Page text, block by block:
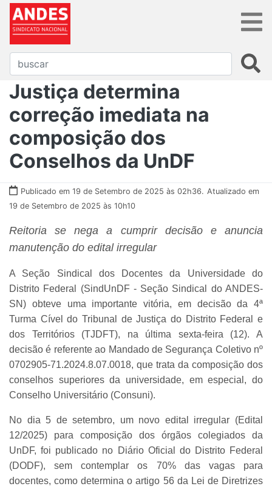
Justiça determina
correção imediata na
composição dos
Conselhos da UnDF
Publicado em 19 de Setembro de 2025 às 02h36. Atualizado em
19 de Setembro de 2025 às 10h10
Reitoria se nega a cumprir decisão e anuncia
manutenção do edital irregular
A Seção Sindical dos Docentes da Universidade do
Distrito Federal (SindUnDF - Seção Sindical do ANDES-
SN) obteve uma importante vitória, em decisão da 4ª
Turma Cível do Tribunal de Justiça do Distrito Federal e
dos Territórios (TJDFT), na última sexta-feira (12). A
decisão é referente ao Mandado de Segurança Coletivo nº
0702905-71.2024.8.07.0018, que trata da composição dos
conselhos superiores da universidade, em especial, do
Conselho Universitário (Consuni).
No dia 5 de setembro, um novo edital irregular (Edital
12/2025) para composição dos órgãos colegiados da
UnDF, foi publicado no Diário Oficial do Distrito Federal
(DODF), sem contemplar os 70% das vagas para
docentes, como determina o artigo 56 da Lei de Diretrizes